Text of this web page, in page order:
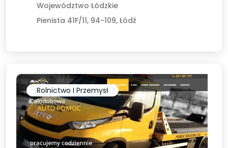
Województwo Łódzkie
Pienista 41F/11, 94-109, Łódź
Rolnictwo I Przemysł